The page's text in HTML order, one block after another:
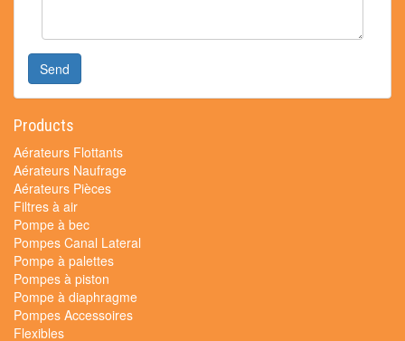
Send
Products
Aérateurs Flottants
Aérateurs Naufrage
Aérateurs Pièces
Filtres à air
Pompe à bec
Pompes Canal Lateral
Pompe à palettes
Pompes à piston
Pompe à diaphragme
Pompes Accessoires
Flexibles